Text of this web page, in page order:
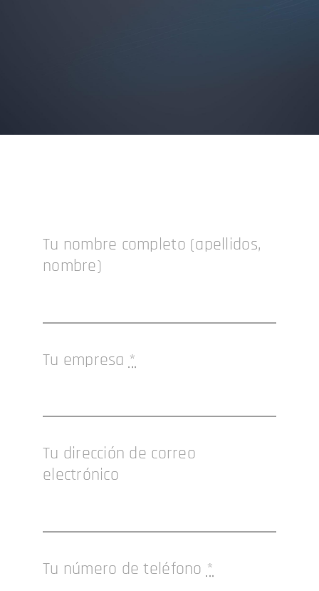
Tu nombre completo (apellidos,
nombre)
Tu empresa *
Tu dirección de correo
electrónico
Tu número de teléfono *